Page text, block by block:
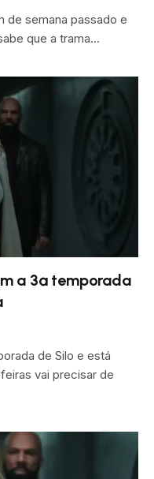
de semana passado e
que a trama…
a 3ª temporada
de Silo e está
vai precisar de